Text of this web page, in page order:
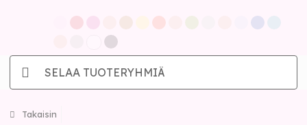
SELAA TUOTERYHMIÄ
Takaisin